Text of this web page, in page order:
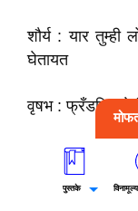
शौर्य : यार तुम्ही
घेतायत
वृषभ : फ्रँडशिप मे
टोनी : आणि
हेच करतो.
पुस्तके